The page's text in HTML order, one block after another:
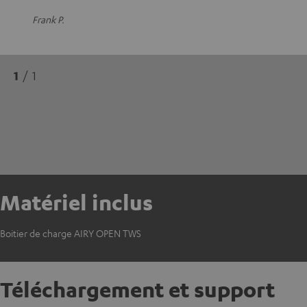
Frank P.
1 / 1
Matériel inclus
Boitier de charge AIRY OPEN TWS
Téléchargement et support